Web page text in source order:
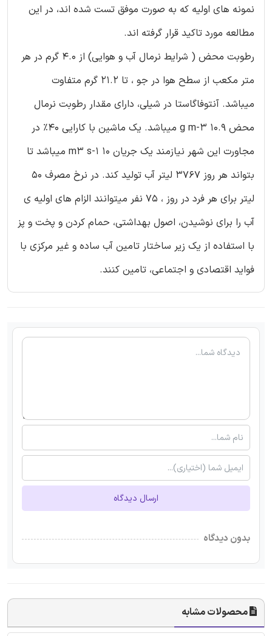
نمونه های اولیه که به صورت موفق تست شده اند، در این
مطالعه مورد تاکید قرار گرفته اند.
رطوبت محض ( شرایط نرمال آب و هوایی) از 4.0 گرم در هر
متر مکعب از سطح هوا در جو ، تا 21.2 گرم متفاوت
میباشد. آنتوفاگاستا در شیلی، دارای مقدار رطوبت نرمال
محض 10.9 g m-3 میباشد. یک ماشین با کارایی 40% در
مجاورت این شهر نیازمند یک جریان 10 m3 s-1 میباشد تا
بتواند هر روز 3767 لیتر آب تولید کند. در نرخ مصرف 50
لیتر برای هر فرد در روز ، 75 نفر میتوانند الزام های اولیه ی
آب را برای نوشیدن، اصول بهداشتی، حمام کردن و پخت و پز
با استفاده از یک زیر ساختار تامین آب ساده و غیر مرکزی با
فواید اقتصادی و اجتماعی، تامین کنند.
ارسال دیدگاه
بدون دیدگاه
محصولات مشابه